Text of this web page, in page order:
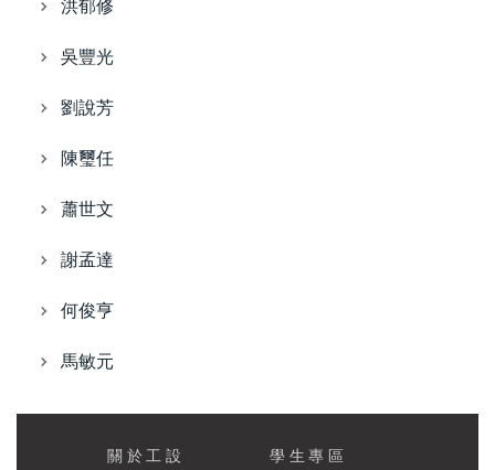
洪郁修
吳豐光
劉說芳
陳璽任
蕭世文
謝孟達
何俊亨
馬敏元
關於工設 學生專區